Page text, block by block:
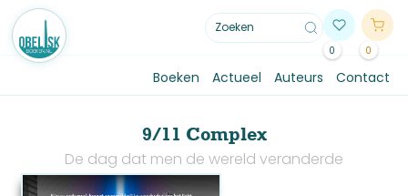
0 0
Boeken Actueel Auteurs Contact
9/11 Complex
De dag dat men de wereld veranderde